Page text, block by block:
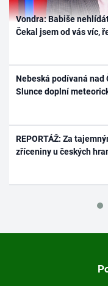
Vondra: Babiše
Čekal jsem od vás víc,
Nebeská podívaná
Slunce doplní
REPORTÁŽ: Za
zříceniny u českých